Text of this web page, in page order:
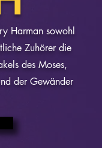
Harman sowohl
Zuhörer die
des Moses,
der Gewänder